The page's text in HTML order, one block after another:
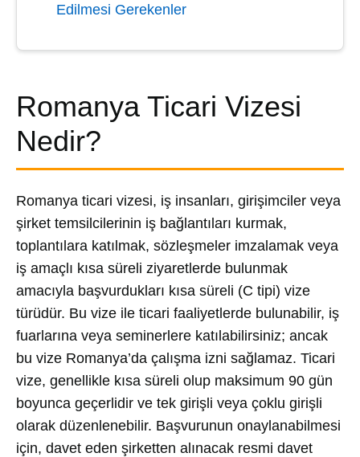
Edilmesi Gerekenler
Romanya Ticari Vizesi
Nedir?
Romanya ticari vizesi, iş insanları, girişimciler veya
şirket temsilcilerinin iş bağlantıları kurmak,
toplantılara katılmak, sözleşmeler imzalamak veya
iş amaçlı kısa süreli ziyaretlerde bulunmak
amacıyla başvurdukları kısa süreli (C tipi) vize
türüdür. Bu vize ile ticari faaliyetlerde bulunabilir, iş
fuarlarına veya seminerlere katılabilirsiniz; ancak
bu vize Romanya’da çalışma izni sağlamaz. Ticari
vize, genellikle kısa süreli olup maksimum 90 gün
boyunca geçerlidir ve tek girişli veya çoklu girişli
olarak düzenlenebilir. Başvurunun onaylanabilmesi
için, davet eden şirketten alınacak resmi davet